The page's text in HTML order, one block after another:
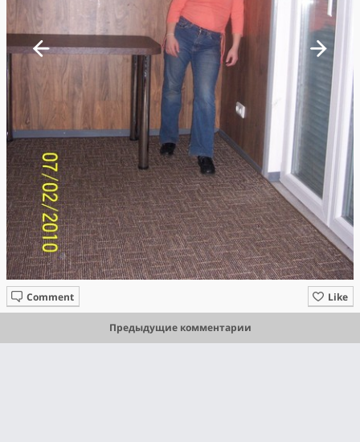
Like
Comment
Предыдущие комментарии